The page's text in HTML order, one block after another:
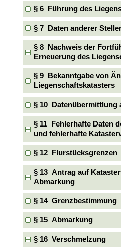
§ 6 Führung des
§ 7 Daten anderer
§ 8 Nachweis der
Erneuerung des
§ 9 Bekanntgabe von
Liegenschaftskatasters
§ 10 Datenübermittlung
§ 11 Fehlerhafte Daten
und fehlerhafte
§ 12 Flurstücksgrenzen
§ 13 Antrag auf
Abmarkung
§ 14 Grenzbestimmung
§ 15 Abmarkung
§ 16 Verschmelzung